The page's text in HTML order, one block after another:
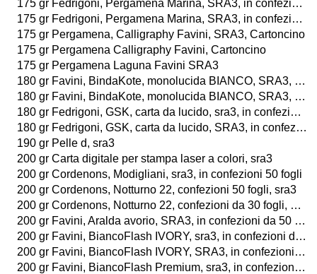
175 gr Fedrigoni, Pergamena Marina, SRA3, in confezioni 50 fogli
175 gr Fedrigoni, Pergamena Marina, SRA3, in confezioni da 50 fogli
175 gr Pergamena, Calligraphy Favini, SRA3, Cartoncino
175 gr Pergamena Calligraphy Favini, Cartoncino
175 gr Pergamena Laguna Favini SRA3
180 gr Favini, BindaKote, monolucida BIANCO, SRA3, in confezioni da 60 fogli
180 gr Favini, BindaKote, monolucida BIANCO, SRA3, in confezioni da 100 fogli
180 gr Fedrigoni, GSK, carta da lucido, sra3, in confezioni da 30 fogli
180 gr Fedrigoni, GSK, carta da lucido, SRA3, in confezioni da 50 fogli
190 gr Pelle d, sra3
200 gr Carta digitale per stampa laser a colori, sra3
200 gr Cordenons, Modigliani, sra3, in confezioni 50 fogli
200 gr Cordenons, Notturno 22, confezioni 50 fogli, sra3
200 gr Cordenons, Notturno 22, confezioni da 30 fogli, SRA3
200 gr Favini, Aralda avorio, SRA3, in confezioni da 50 fogli
200 gr Favini, BiancoFlash IVORY, sra3, in confezioni da 50 fogli
200 gr Favini, BiancoFlash IVORY, SRA3, in confezioni da 100 fogli
200 gr Favini, BiancoFlash Premium, sra3, in confezioni da 50 fogli o da 25 buste